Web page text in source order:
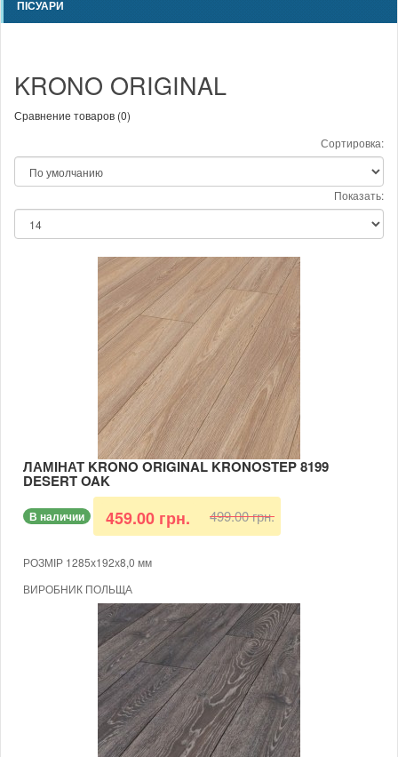
ПІСУАРИ
KRONO ORIGINAL
Сравнение товаров (0)
Сортировка:
Показать:
ЛАМІНАТ KRONO ORIGINAL KRONOSTEP 8199
DESERT OAK
В наличии 459.00 грн. 499.00 грн.
РОЗМІР 1285х192х8,0 мм
ВИРОБНИК ПОЛЬЩА
БЕЗКЛЕЙОВИЙ
ВОЛОГОСТІЙКИЙ
ТОВЩИНА 8 ММ
ФАСКА 4-Х СТОРОННЯ
ДУБ АЛЬПИЙСКИЙ